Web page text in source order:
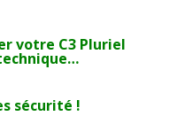
votre C3 Pluriel
sécurité !